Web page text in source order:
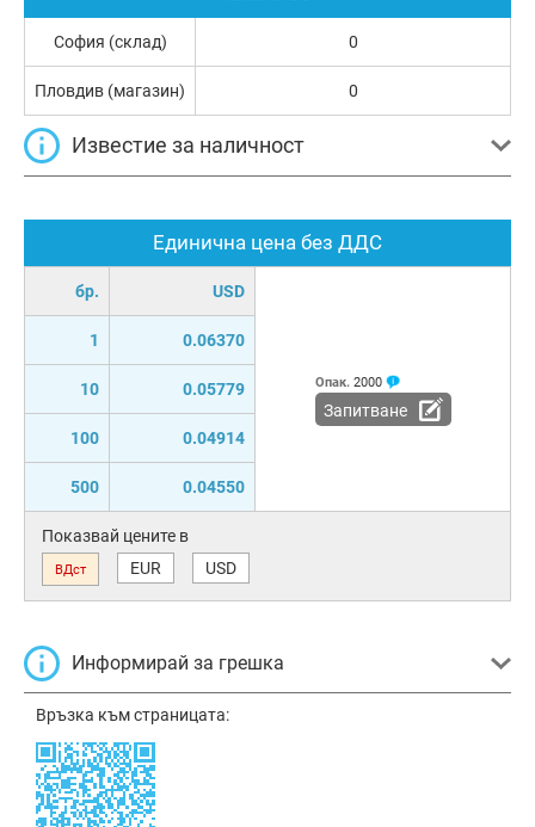
Единична цена без ДДС
бр. USD
1 0.06370
10 0.05779
100 0.04914
500 0.04550
Опак. 2000
Запитване
Показвай цените в
ВДст EUR USD
Информирай за грешка
Връзка към страницата:
София (склад) 0
Пловдив (магазин) 0
Известие за наличност